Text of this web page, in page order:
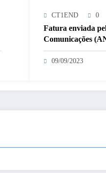
CT1END 0
Fatura enviada
Comunicações
09/09/2023